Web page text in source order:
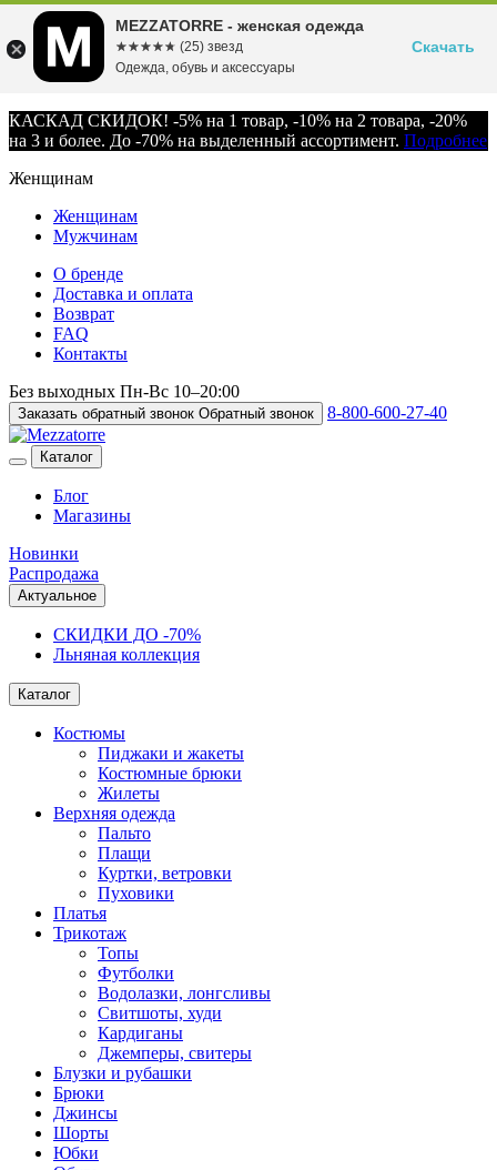
КАСКАД СКИДОК! -5% на 1 товар, -10% на 2 товара, -20%
на 3 и более. До -70% на выделенный ассортимент. Подробнее
Женщинам
Женщинам
Мужчинам
О бренде
Доставка и оплата
Возврат
FAQ
Контакты
Без выходных Пн-Вс 10–20:00
Заказать обратный звонок Обратный звонок 8-800-600-27-40
Каталог
Блог
Магазины
Новинки
Распродажа
Актуальное
СКИДКИ ДО -70%
Льняная коллекция
Каталог
Костюмы
Пиджаки и жакеты
Костюмные брюки
Жилеты
Верхняя одежда
Пальто
Плащи
Куртки, ветровки
Пуховики
Платья
Трикотаж
Топы
Футболки
Водолазки, лонгсливы
Свитшоты, худи
Кардиганы
Джемперы, свитеры
Блузки и рубашки
Брюки
Джинсы
Шорты
Юбки
MEZZATORRE - женская одежда
☆☆☆☆☆
★★★★★ (25) звезд
Одежда, обувь и аксессуары
Скачать